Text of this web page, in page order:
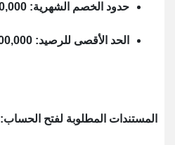
حدود الخصم الشهرية: 200,000 جم.
الحد الأقصى للرصيد: 500,000 جم.
المستندات المطلوبة لفتح الحساب: